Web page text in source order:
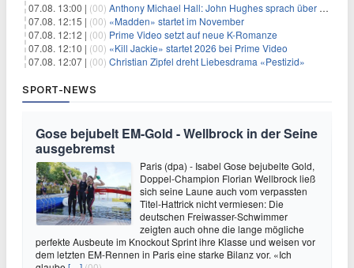
07.08. 13:00 | (00) Anthony Michael Hall: John Hughes sprach über eine Fortsetzung von 'The Breakfast Club'
07.08. 12:15 | (00) «Madden» startet im November
07.08. 12:12 | (00) Prime Video setzt auf neue K-Romanze
07.08. 12:10 | (00) «Kill Jackie» startet 2026 bei Prime Video
07.08. 12:07 | (00) Christian Zipfel dreht Liebesdrama «Pestizid»
SPORT-NEWS
Gose bejubelt EM-Gold - Wellbrock in der Seine
ausgebremst
Paris (dpa) - Isabel Gose bejubelte Gold,
Doppel-Champion Florian Wellbrock ließ
sich seine Laune auch vom verpassten
Titel-Hattrick nicht vermiesen: Die
deutschen Freiwasser-Schwimmer
zeigten auch ohne die lange mögliche
perfekte Ausbeute im Knockout Sprint ihre Klasse und weisen vor
dem letzten EM-Rennen in Paris eine starke Bilanz vor. «Ich